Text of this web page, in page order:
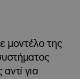
μοντέλο της
για